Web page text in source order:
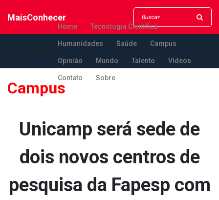
MaisConhecer
Home Tecnologia Científica
Humanidades Saúde Campus
Opinião Mundo Talento Vídeos
Contato Sobre
Campus
Unicamp será sede de
dois novos centros de
pesquisa da Fapesp com